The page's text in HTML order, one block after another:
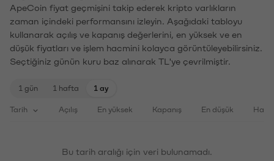
ApeCoin fiyat geçmişini takip ederek kripto varlıkların
zaman içindeki performansını izleyin. Aşağıdaki tabloyu
kullanarak açılış ve kapanış değerlerini, en yüksek ve en
düşük fiyatları ve işlem hacmini kolayca görüntüleyebilirsiniz.
Seçtiğiniz günün kuru baz alınarak TL'ye çevrilmiştir.
1 gün 1 hafta 1 ay
Tarih Açılış En yüksek Kapanış En düşük
Bu tarih aralığı için veri bulunamadı.